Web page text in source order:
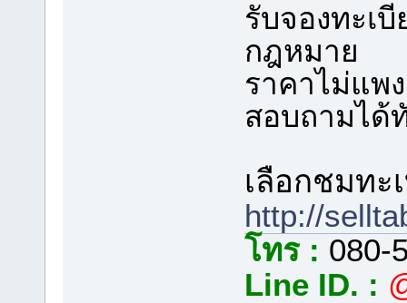
รับจองทะเ
กฎหมาย
ราคาไม่แพ
สอบถามได้
เลือกชมทะ
http://
โทร : 080-
Line ID. :